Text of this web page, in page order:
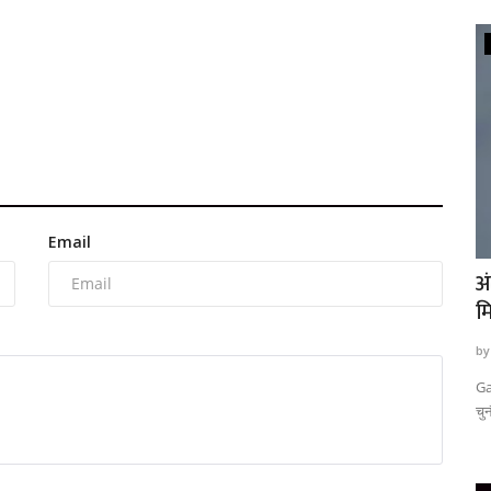
Email
जेड प्लस
अंतरिक्ष में ISRO को मिली नई सफलता , गगनयान
मिशन की पहली...